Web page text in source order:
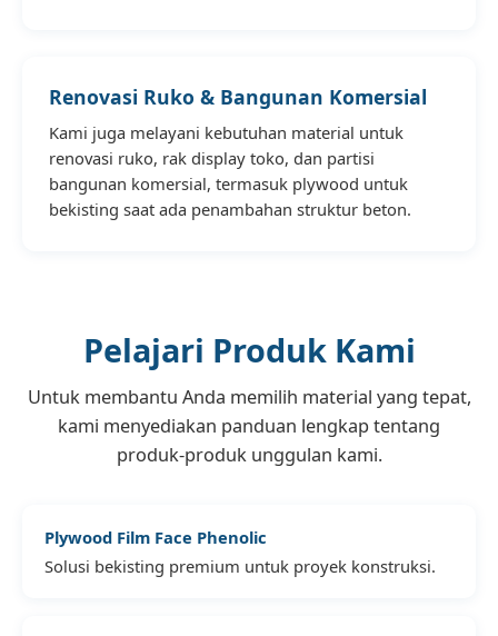
Renovasi Ruko & Bangunan Komersial
Kami juga melayani kebutuhan material untuk
renovasi ruko, rak display toko, dan partisi
bangunan komersial, termasuk plywood untuk
bekisting saat ada penambahan struktur beton.
Pelajari Produk Kami
Untuk membantu Anda memilih material yang tepat,
kami menyediakan panduan lengkap tentang
produk-produk unggulan kami.
Plywood Film Face Phenolic
Solusi bekisting premium untuk proyek konstruksi.